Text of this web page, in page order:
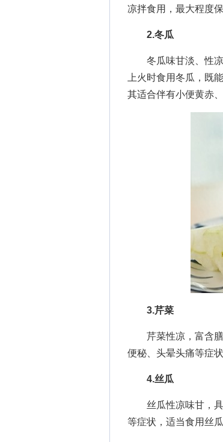
凉拌食用，最大程度
2.冬瓜
冬瓜味甘淡、性凉
上火时食用冬瓜，既
其适合伴有小便黄赤
3.芹菜
芹菜性凉，富含膳
便秘、头晕头痛等症
4.丝瓜
丝瓜性凉味甘，具
等症状，适当食用丝